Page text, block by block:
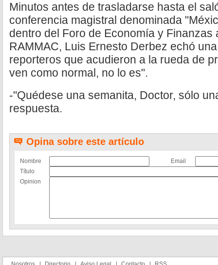
Minutos antes de trasladarse hasta el
conferencia magistral denominada
dentro del Foro de Economía y Finanzas
RAMMAC, Luis Ernesto Derbez echó
reporteros que acudieron a la rueda de
ven como normal, no lo es".
-"Quédese una semanita, Doctor, sólo
respuesta.
Opina sobre este artículo
Nombre
Email
Título
Opinion